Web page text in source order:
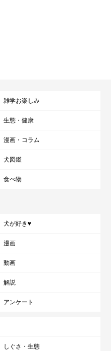
雑学お楽しみ
生態・健康
漫画・コラム
犬図鑑
食べ物
犬が好き♥
漫画
動画
解説
アンケート
しぐさ・生態